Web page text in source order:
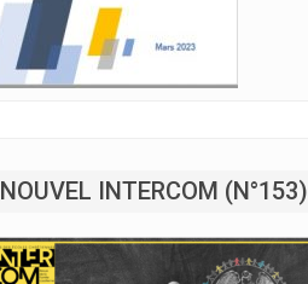
NOUVEL INTERCOM (N°153)